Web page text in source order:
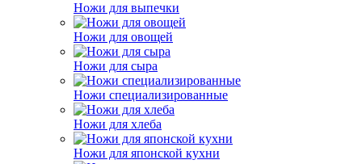
Ножи для выпечки
Ножи для овощей
Ножи для сыра
Ножи специализированные
Ножи для хлеба
Ножи для японской кухни